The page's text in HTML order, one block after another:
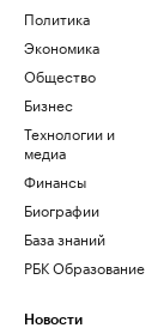
Политика
Экономика
Общество
Бизнес
Технологии и
медиа
Финансы
Биографии
База знаний
РБК Образование
Новости